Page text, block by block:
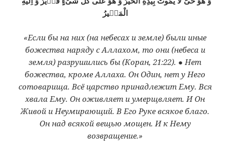
الْمَصٖيرُ
«Если бы на них (на небесах и земле) были иные
божества наряду с Аллахом, то они (небеса и
земля) разрушились бы (Коран, 21:22). ● Нет
божества, кроме Аллаха. Он Один, нет у Него
сотоварища. Всё царство принадлежит Ему. Вся
хвала Ему. Он оживляет и умерщвляет. И Он
Живой и Неумирающий. В Его Руке всякое благо.
Он над всякой вещью мощен. И к Нему
возвращение.»